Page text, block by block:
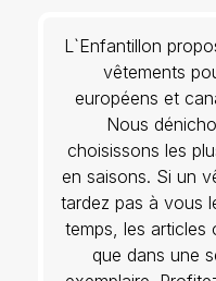
L`Enfantillon
vêtements
européens et
Nous
choisissons les
en saisons. Si un
tardez pas à vous
temps, les articles
que dans une